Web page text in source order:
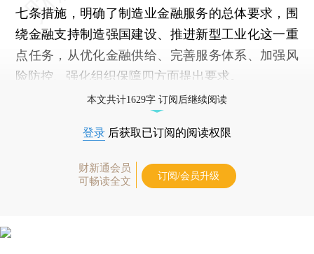
七条措施，明确了制造业金融服务的总体要求，围
绕金融支持制造强国建设、推进新型工业化这一重
点任务，从优化金融供给、完善服务体系、加强风
险防控、强化组织保障四方面提出要求。
本文共计1629字 订阅后继续阅读
登录 后获取已订阅的阅读权限
财新通会员
可畅读全文
订阅/会员升级